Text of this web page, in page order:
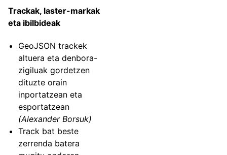
Trackak, laster-markak
eta ibilbideak
GeoJSON trackek
altuera eta denbora-
zigiluak gordetzen
dituzte orain
inportatzean eta
esportatzean
(Alexander Borsuk)
Track bat beste
zerrenda batera